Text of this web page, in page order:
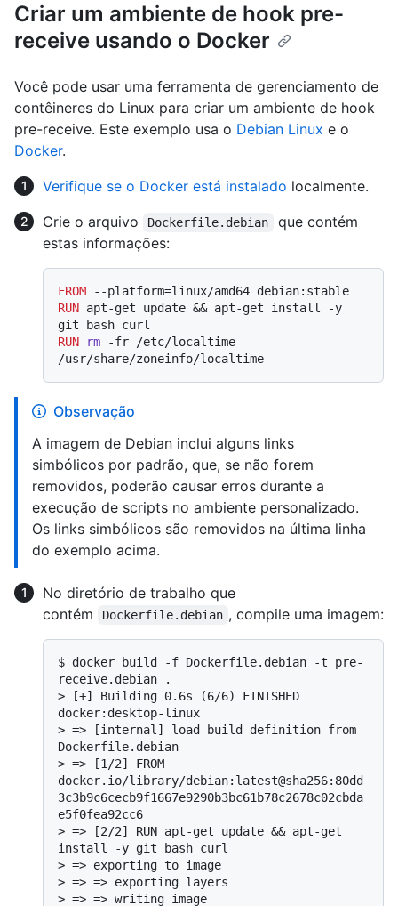
Criar um ambiente de hook pre-
receive usando o Docker
Você pode usar uma ferramenta de gerenciamento de
contêineres do Linux para criar um ambiente de hook
pre-receive. Este exemplo usa o Debian Linux e o
Docker.
Verifique se o Docker está instalado localmente.
Crie o arquivo
Dockerfile.debian
que contém
estas informações:
FROM
RUN apt-get update && apt-get install -y
git bash curl
RUN
rm -fr /etc/localtime
/usr/share/zoneinfo/localtime
Observação
A imagem de Debian inclui alguns links
simbólicos por padrão, que, se não forem
removidos, poderão causar erros durante a
execução de scripts no ambiente personalizado.
Os links simbólicos são removidos na última linha
do exemplo acima.
No diretório de trabalho que
contém
Dockerfile.debian , compile uma imagem:
$ docker build -f Dockerfile.debian -t pre-
receive.debian .
>
[+] Building 0.6s (6/6) FINISHED
docker:desktop-linux
> => [internal] load build definition from
Dockerfile.debian
> => [1/2] FROM
docker.io/library/debian:latest@sha256:80dd
3c3b9c6cecb9f1667e9290b3bc61b78c2678c02cbda
e5f0fea92cc6
> => [2/2] RUN apt-get update && apt-get
install -y git bash curl
> => exporting to image
> => => exporting layers
> => => writing image